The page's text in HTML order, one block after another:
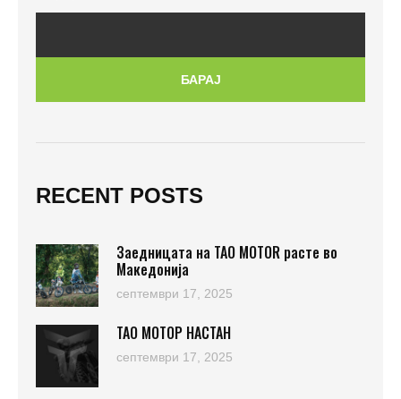
БАРАЈ
RECENT POSTS
Заедницата на TAO MOTOR расте во
Македонија
септември 17, 2025
ТАО МОТОР НАСТАН
септември 17, 2025